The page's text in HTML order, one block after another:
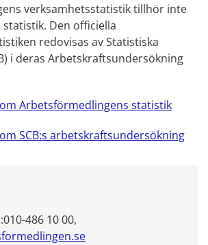
verksamhetsstatistik tillhör inte
statistik. Den officiella
redovisas av Statistiska
i deras Arbetskraftsundersökning
Arbetsförmedlingens statistik
SCB:s arbetskraftsundersökning
010-486 10 00,